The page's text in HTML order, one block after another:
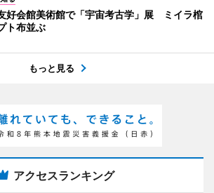
好会館美術館で「宇宙考古学」展 ミイラ棺
ト布並ぶ
もっと見る
アクセスランキング